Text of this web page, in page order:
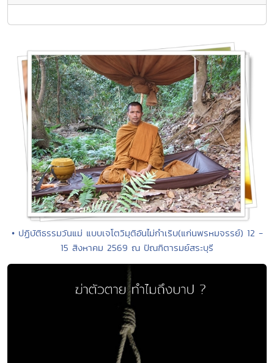
• ปฏิบัติธรรมวันแม่ แบบเจโตวิมุติอันไม่กำเริบ(แก่นพรหมจรรย์) 12 -
15 สิงหาคม 2569 ณ ปัณฑิตารมย์สระบุรี